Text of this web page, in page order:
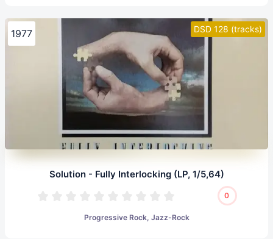
DSD 128 (tracks)
1977
Solution - Fully Interlocking (LP, 1/5,64)
0
Progressive Rock, Jazz-Rock